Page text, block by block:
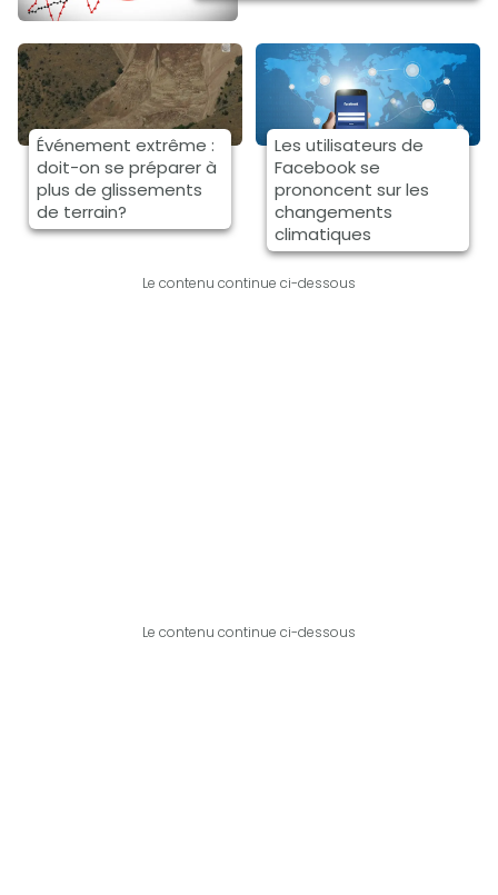
Événement extrême :
doit-on se préparer à
plus de glissements
de terrain?
Les utilisateurs de
Facebook se
prononcent sur les
changements
climatiques
Le contenu continue ci-dessous
Le contenu continue ci-dessous